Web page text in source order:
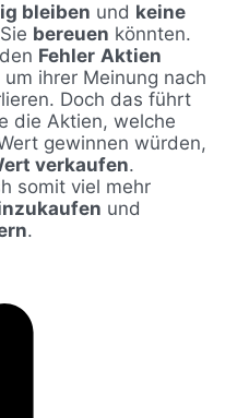
bleiben und keine
bereuen könnten.
Fehler Aktien
um ihrer Meinung nach
Doch das führt
die Aktien, welche
gewinnen würden,
verkaufen.
somit viel mehr
und
.